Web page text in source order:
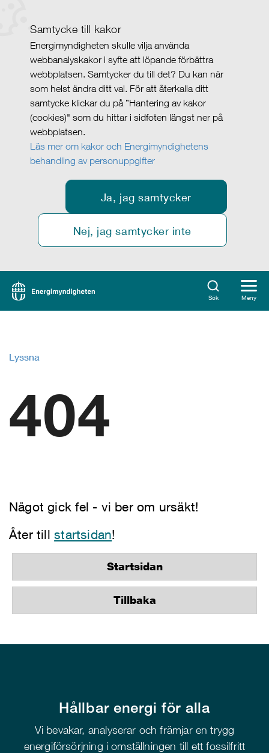
Samtycke till kakor
Energimyndigheten skulle vilja använda
webbanalyskakor i syfte att löpande förbättra
webbplatsen. Samtycker du till det? Du kan när
som helst ändra ditt val. För att återkalla ditt
samtycke klickar du på ”Hantering av kakor
(cookies)" som du hittar i sidfoten längst ner på
webbplatsen.
Läs mer om kakor och Energimyndighetens
behandling av personuppgifter
Ja, jag samtycker
Nej, jag samtycker inte
Sök Meny
Lyssna
404
Något gick fel - vi ber om ursäkt!
Åter tillstartsidan!
Startsidan
Tillbaka
Hållbar energi för alla
Vi bevakar, analyserar och främjar en trygg
energiförsörjning i omställningen till ett fossilfritt